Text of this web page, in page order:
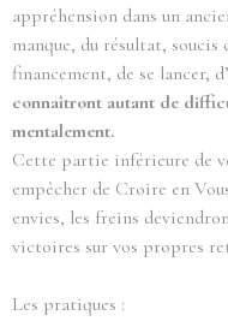
appréhension dans un
manque, du résultat,
financement, de se lancer,
connaîtront autant de
mentalement.
Cette partie inférieure de
empêcher de Croire en
envies, les freins
victoires sur vos propres
Les pratiques :